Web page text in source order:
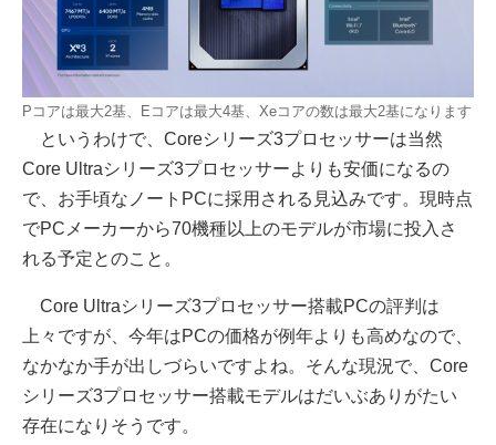
Pコアは最大2基、Eコアは最大4基、Xeコアの数は最大2基になります
というわけで、Coreシリーズ3プロセッサーは当然
Core Ultraシリーズ3プロセッサーよりも安価になるの
で、お手頃なノートPCに採用される見込みです。現時点
でPCメーカーから70機種以上のモデルが市場に投入さ
れる予定とのこと。
Core Ultraシリーズ3プロセッサー搭載PCの評判は
上々ですが、今年はPCの価格が例年よりも高めなので、
なかなか手が出しづらいですよね。そんな現況で、Core
シリーズ3プロセッサー搭載モデルはだいぶありがたい
存在になりそうです。